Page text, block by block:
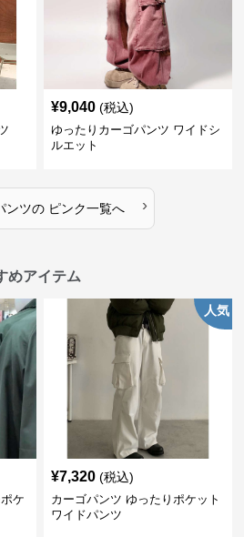
¥9,040 (税込)
ゆったりカーゴパンツ ワイドシ
ルエット
ンツのピンク一覧へ ›
めアイテム
ケ
人気
¥7,320 (税込)
カーゴパンツ ゆったりポケット
ワイドパンツ